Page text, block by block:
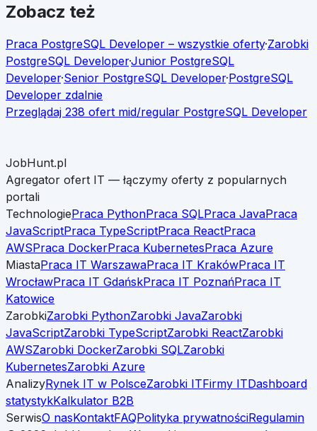
Zobacz też
Praca PostgreSQL Developer – wszystkie oferty·Zarobki
PostgreSQL Developer·Junior PostgreSQL
Developer·Senior PostgreSQL Developer·PostgreSQL
Developer zdalnie
Przeglądaj 238 ofert mid/regular PostgreSQL Developer
JobHunt.pl
Agregator ofert IT — łączymy oferty z popularnych
portali
TechnologiePraca PythonPraca SQLPraca JavaPraca
JavaScriptPraca TypeScriptPraca ReactPraca
AWSPraca DockerPraca KubernetesPraca Azure
MiastaPraca IT WarszawaPraca IT KrakówPraca IT
WrocławPraca IT GdańskPraca IT PoznańPraca IT
Katowice
ZarobkiZarobki PythonZarobki JavaZarobki
JavaScriptZarobki TypeScriptZarobki ReactZarobki
AWSZarobki DockerZarobki SQLZarobki
KubernetesZarobki Azure
AnalizyRynek IT w PolsceZarobki ITFirmy ITDashboard
statystykKalkulator B2B
SerwisO nasKontaktFAQPolityka prywatnościRegulamin